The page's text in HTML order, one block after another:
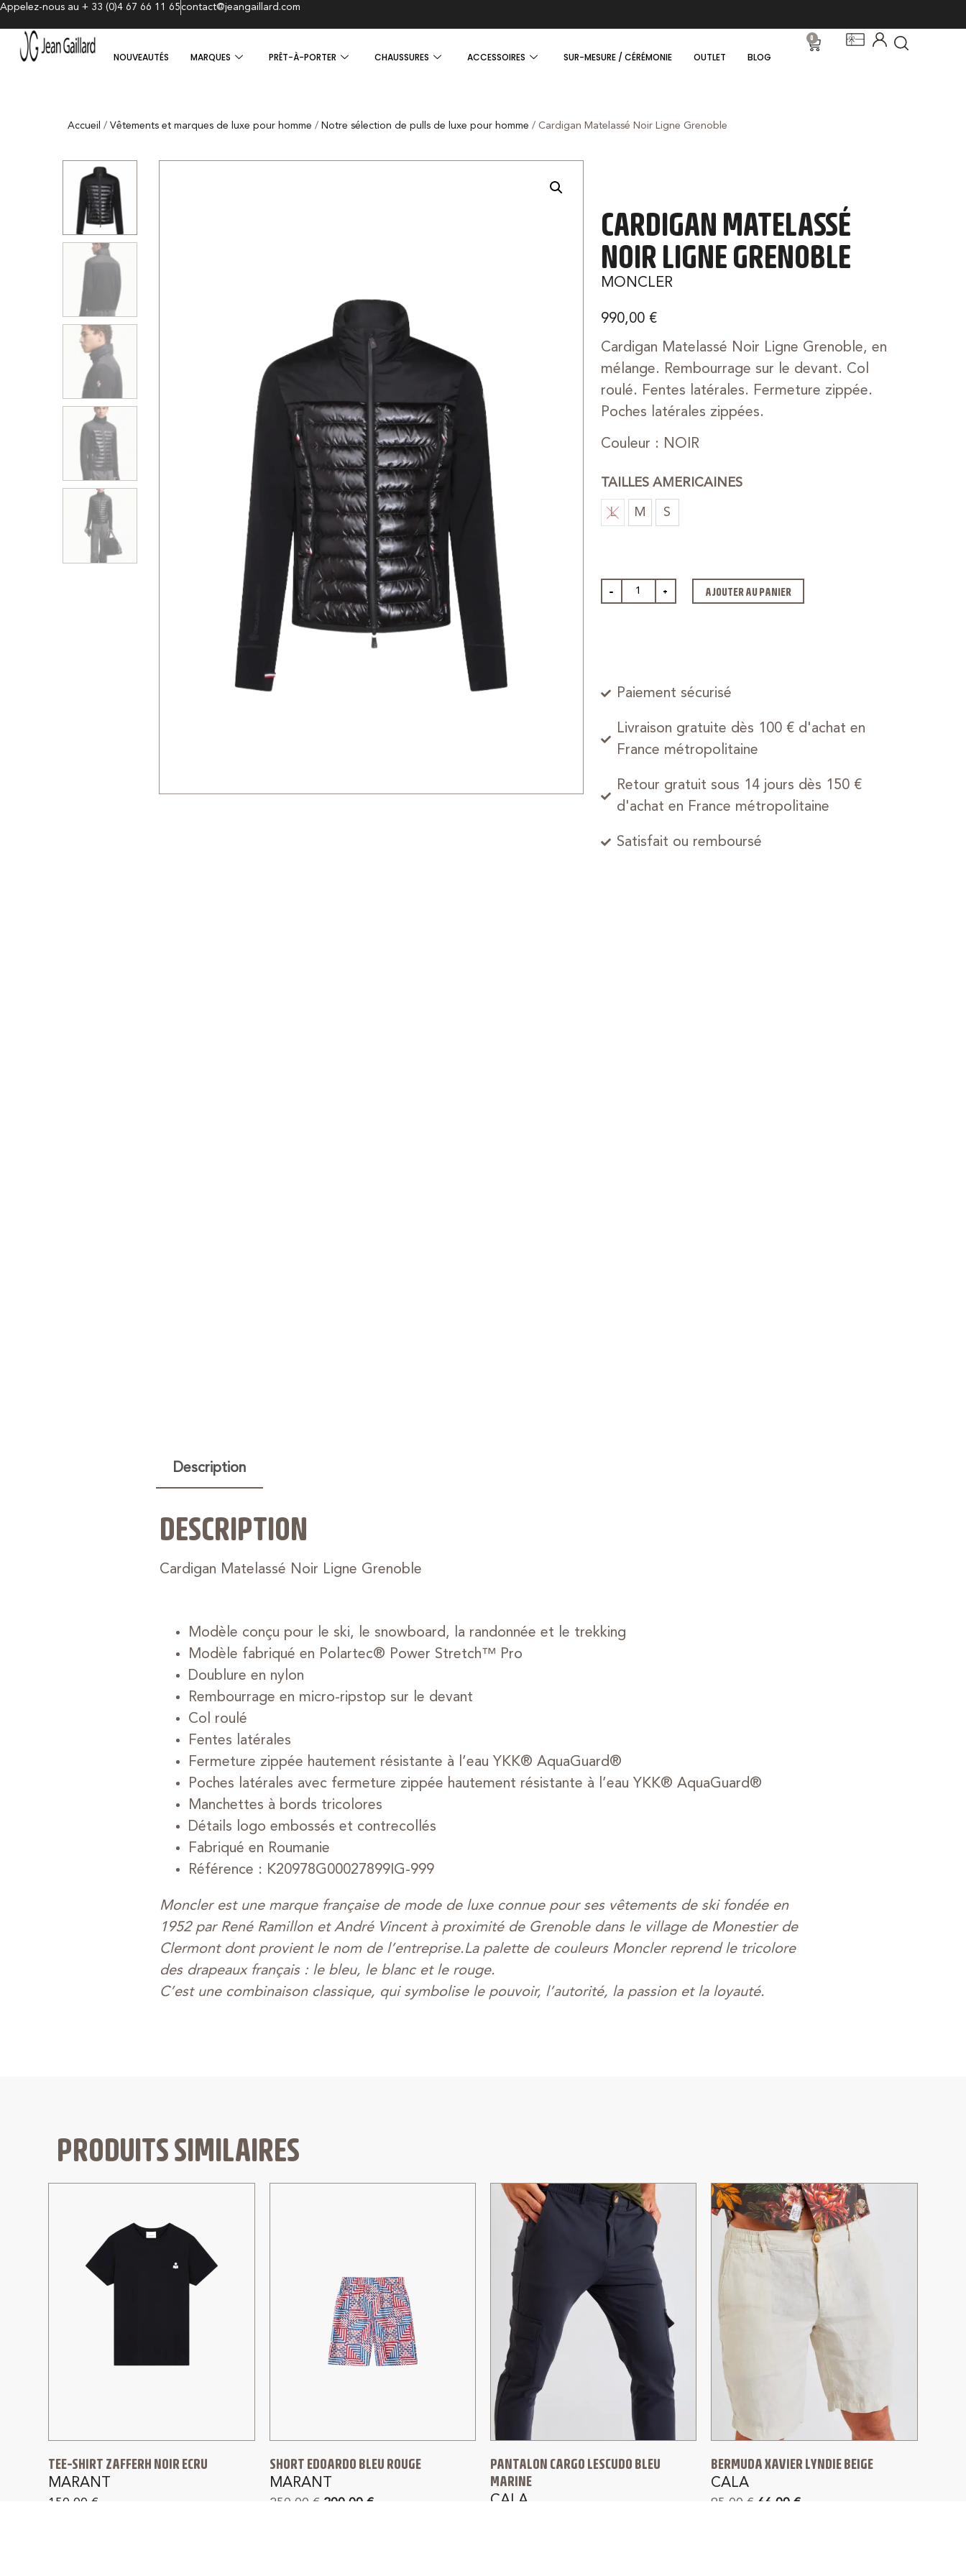
Appelez-nous au + 33 (0)4 67 66 11 65contact@jeangaillard.com
NOUVEAUTÉS MARQUES PRÊT-À-PORTER CHAUSSURES ACCESSOIRES SUR-MESURE / CÉRÉMONIE OUTLET BLOG
0
Accueil /Vêtements et marques de luxe pour homme / Notre sélection de pulls de luxe pour homme / Cardigan Matelassé Noir Ligne Grenoble
CARDIGAN MATELASSÉ
NOIR LIGNE GRENOBLE
MONCLER
990,00 €
Cardigan Matelassé Noir Ligne Grenoble, en
mélange. Rembourrage sur le devant. Col
roulé. Fentes latérales. Fermeture zippée.
Poches latérales zippées.
Couleur : NOIR
TAILLES AMERICAINES
L M S
- + AJOUTER AU PANIER
Paiement sécurisé
Livraison gratuite dès 100 € d'achat en
France métropolitaine
Retour gratuit sous 14 jours dès 150 €
d'achat en France métropolitaine
Satisfait ou remboursé
Description
DESCRIPTION
Cardigan Matelassé Noir Ligne Grenoble
Modèle conçu pour le ski, le snowboard, la randonnée et le trekking
Modèle fabriqué en Polartec® Power Stretch™ Pro
Doublure en nylon
Rembourrage en micro-ripstop sur le devant
Col roulé
Fentes latérales
Fermeture zippée hautement résistante à l’eau YKK® AquaGuard®
Poches latérales avec fermeture zippée hautement résistante à l’eau YKK® AquaGuard®
Manchettes à bords tricolores
Détails logo embossés et contrecollés
Fabriqué en Roumanie
Référence : K20978G00027899IG-999
Moncler est une marque française de mode de luxe connue pour ses vêtements de ski fondée en
1952 par René Ramillon et André Vincent à proximité de Grenoble dans le village de Monestier de
Clermont dont provient le nom de l’entreprise.La palette de couleurs Moncler reprend le tricolore
des drapeaux français : le bleu, le blanc et le rouge.
C’est une combinaison classique, qui symbolise le pouvoir, l’autorité, la passion et la loyauté.
PRODUITS SIMILAIRES
TEE-SHIRT ZAFFERH NOIR ECRU
MARANT
150,00€
SHORT EDOARDO BLEU ROUGE
MARANT
250,00 € 200,00 €
PANTALON CARGO LESCUDO BLEU
MARINE
CALA
BERMUDA XAVIER LYNDIE BEIGE
CALA
95,00€ 66,00€